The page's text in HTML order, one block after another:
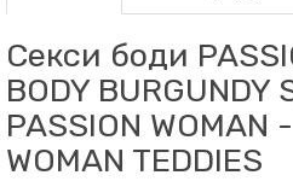
Секси боди
BODY BURGUNDY
PASSION WOMAN
WOMAN TEDDIES